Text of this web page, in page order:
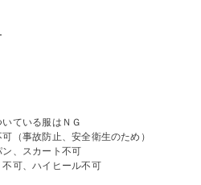
ている服はＮＧ
（事故防止、安全衛生のため）
、スカート不可
可、ハイヒール不可